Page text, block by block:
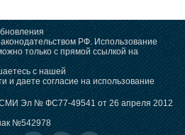
РФ. Использование
только с прямой ссылкой на
с нашей
и даете согласие на использование
СМИ Эл № ФС77-49541 от 26 апреля 2012
№542978